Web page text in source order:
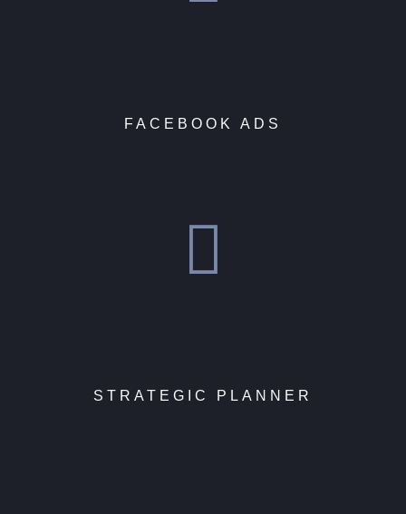
FACEBOOK ADS
STRATEGIC PLANNER